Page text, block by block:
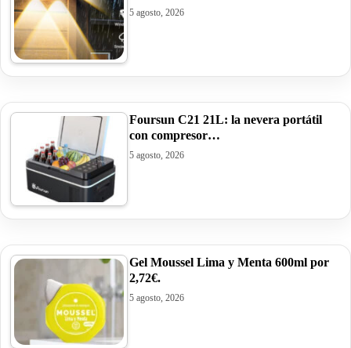
5 agosto, 2026
Foursun C21 21L: la nevera portátil
con compresor…
5 agosto, 2026
Gel Moussel Lima y Menta 600ml por
2,72€.
5 agosto, 2026